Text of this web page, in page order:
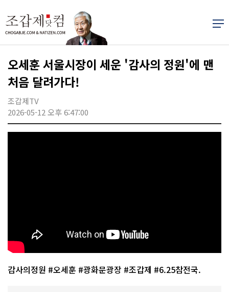
오세훈 서울시장이 세운 '감사의 정원'에 맨
처음 달려가다!
조갑제TV
2026-05-12 오후 6:47:00
감사의정원 #오세훈 #광화문광장 #조갑제 #6.25참전국.